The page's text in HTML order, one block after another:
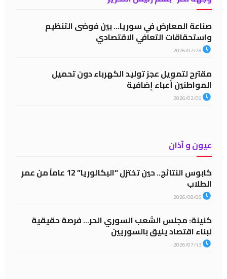
صناعة المعارض في سوريا… بين فوضى التنظيم
واستحقاقات التعافي الاقتصادي
مقترح لتمويل عجز توليد الكهرباء دون تحميل
المواطنين أعباء إضافية
عيون و آذان
كابوس النتائج.. حين تختزل “البكالوريا” 12 عاماً من عمر
الطلاب
كنينة: مجلس الشعب السوري الحر… فرصة حقيقية
لبناء اقتصاد يليق بالسوريين